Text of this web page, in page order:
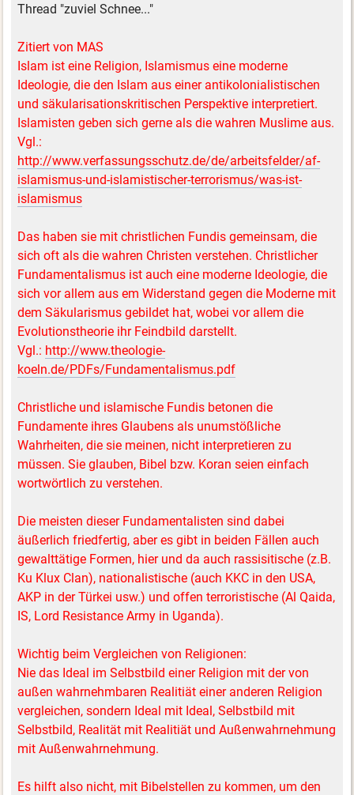
Thread "zuviel Schnee..."
Zitiert von MAS
Islam ist eine Religion, Islamismus eine moderne
Ideologie, die den Islam aus einer antikolonialistischen
und säkularisationskritischen Perspektive interpretiert.
Islamisten geben sich gerne als die wahren Muslime aus.
Vgl.:
http://www.verfassungsschutz.de/de/arbeitsfelder/af-
islamismus-und-islamistischer-terrorismus/was-ist-
islamismus
Das haben sie mit christlichen Fundis gemeinsam, die
sich oft als die wahren Christen verstehen. Christlicher
Fundamentalismus ist auch eine moderne Ideologie, die
sich vor allem aus em Widerstand gegen die Moderne mit
dem Säkularismus gebildet hat, wobei vor allem die
Evolutionstheorie ihr Feindbild darstellt.
Vgl.: http://www.theologie-
koeln.de/PDFs/Fundamentalismus.pdf
Christliche und islamische Fundis betonen die
Fundamente ihres Glaubens als unumstößliche
Wahrheiten, die sie meinen, nicht interpretieren zu
müssen. Sie glauben, Bibel bzw. Koran seien einfach
wortwörtlich zu verstehen.
Die meisten dieser Fundamentalisten sind dabei
äußerlich friedfertig, aber es gibt in beiden Fällen auch
gewalttätige Formen, hier und da auch rassisitische (z.B.
Ku Klux Clan), nationalistische (auch KKC in den USA,
AKP in der Türkei usw.) und offen terroristische (Al Qaida,
IS, Lord Resistance Army in Uganda).
Wichtig beim Vergleichen von Religionen:
Nie das Ideal im Selbstbild einer Religion mit der von
außen wahrnehmbaren Realitiät einer anderen Religion
vergleichen, sondern Ideal mit Ideal, Selbstbild mit
Selbstbild, Realität mit Realitiät und Außenwahrnehmung
mit Außenwahrnehmung.
Es hilft also nicht, mit Bibelstellen zu kommen, um den